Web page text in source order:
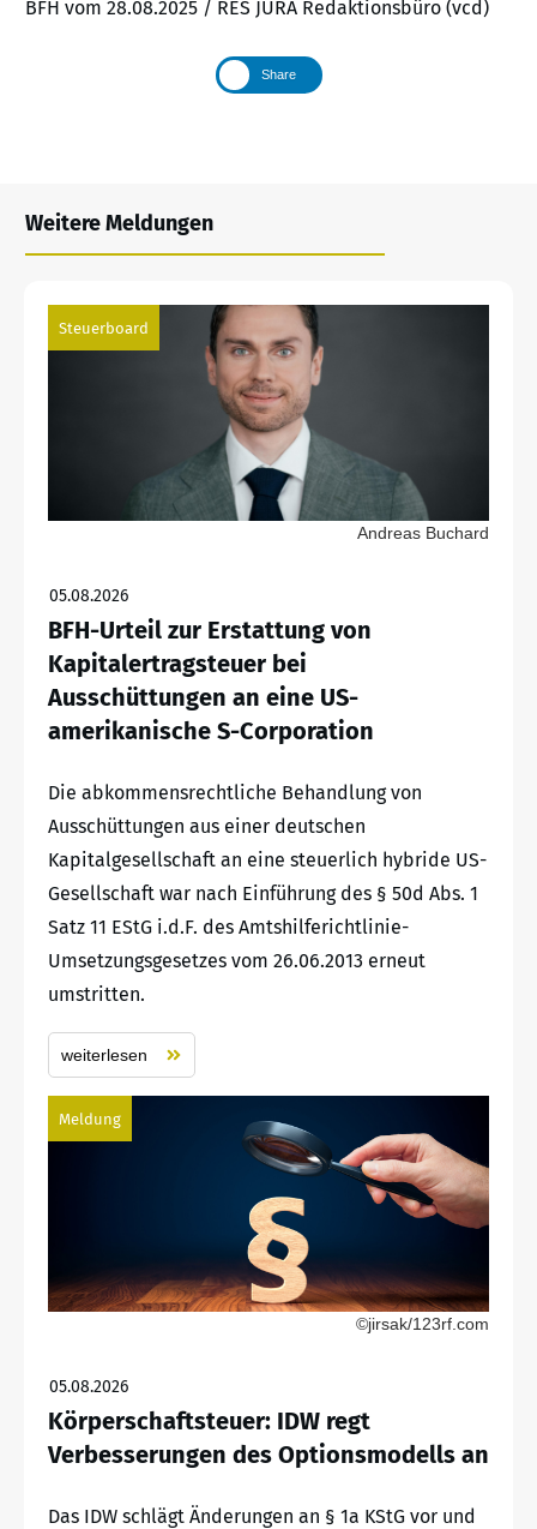
BFH vom 28.08.2025 / RES JURA Redaktionsbüro (vcd)
Share
Weitere Meldungen
Steuerboard
Andreas Buchard
05.08.2026
BFH-Urteil zur Erstattung von
Kapitalertragsteuer bei
Ausschüttungen an eine US-
amerikanische S-Corporation
Die abkommensrechtliche Behandlung von
Ausschüttungen aus einer deutschen
Kapitalgesellschaft an eine steuerlich hybride US-
Gesellschaft war nach Einführung des § 50d Abs. 1
Satz 11 EStG i.d.F. des Amtshilferichtlinie-
Umsetzungsgesetzes vom 26.06.2013 erneut
umstritten.
weiterlesen
Meldung
©jirsak/123rf.com
05.08.2026
Körperschaftsteuer: IDW regt
Verbesserungen des Optionsmodells an
Das IDW schlägt Änderungen an § 1a KStG vor und